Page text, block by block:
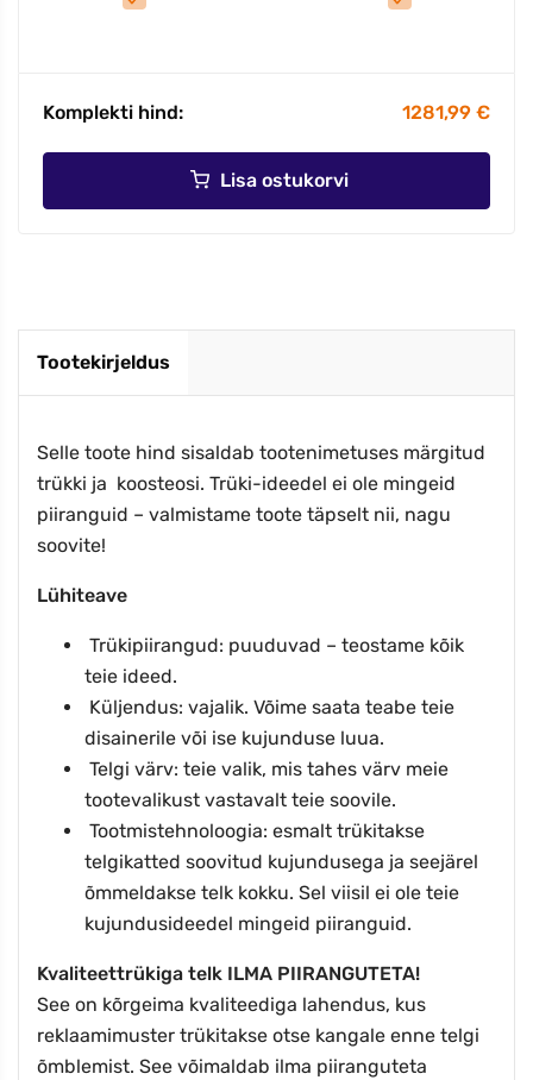
Komplekti hind: 1281,99 €
Lisa ostukorvi
Tootekirjeldus
Selle toote hind sisaldab tootenimetuses märgitud
trükki ja koosteosi. Trüki-ideedel ei ole mingeid
piiranguid – valmistame toote täpselt nii, nagu
soovite!
Lühiteave
Trükipiirangud: puuduvad – teostame kõik
teie ideed.
Küljendus: vajalik. Võime saata teabe teie
disainerile või ise kujunduse luua.
Telgi värv: teie valik, mis tahes värv meie
tootevalikust vastavalt teie soovile.
Tootmistehnoloogia: esmalt trükitakse
telgikatted soovitud kujundusega ja seejärel
õmmeldakse telk kokku. Sel viisil ei ole teie
kujundusideedel mingeid piiranguid.
Kvaliteettrükiga telk ILMA PIIRANGUTETA!
See on kõrgeima kvaliteediga lahendus, kus
reklaamimuster trükitakse otse kangale enne telgi
õmblemist. See võimaldab ilma piiranguteta